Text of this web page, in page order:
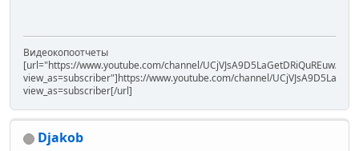
Видеокопоотчеты
[url="https://www.youtube.com/channel/UCjVJsA9D5LaGetDRiQuREuw/
view_as=subscriber"]https://www.youtube.com/channel/
view_as=subscriber[/url]
Djakob